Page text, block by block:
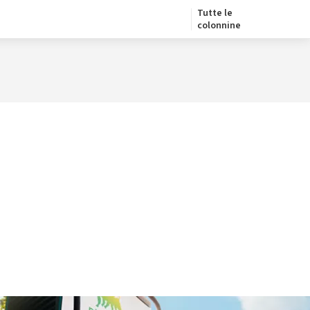
Tutte le
colonnine